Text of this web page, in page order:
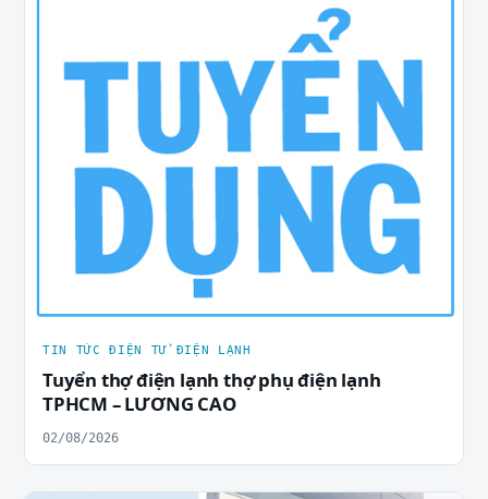
TIN TỨC ĐIỆN TỬ ĐIỆN LẠNH
Tuyển thợ điện lạnh thợ phụ điện lạnh
TPHCM – LƯƠNG CAO
02/08/2026